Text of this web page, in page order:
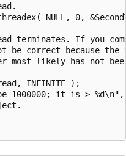
NULL, 0,
terminates. If you
be correct because the
most likely has not
INFINITE );
1000000; it is->